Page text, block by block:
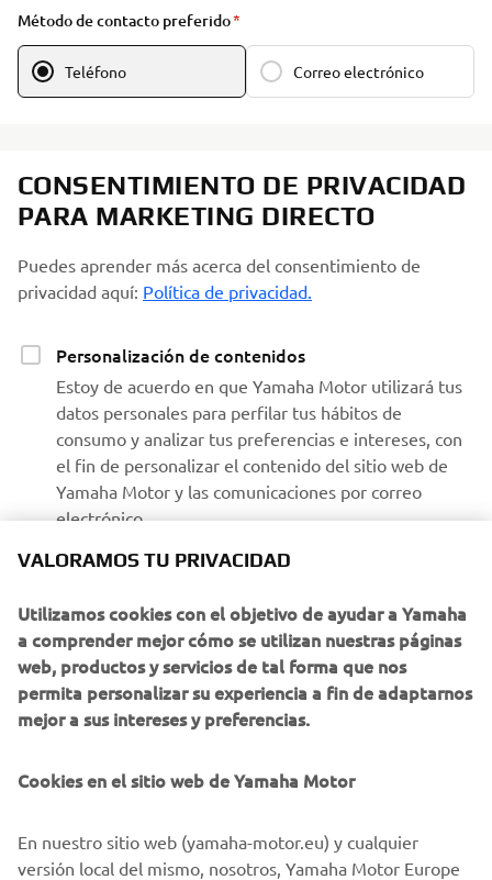
Método de contacto preferido
Teléfono Correo electrónico
CONSENTIMIENTO DE PRIVACIDAD
PARA MARKETING DIRECTO
Puedes aprender más acerca del consentimiento de
privacidad aquí: Política de privacidad.
Personalización de contenidos
Estoy de acuerdo en que Yamaha Motor utilizará tus
datos personales para perfilar tus hábitos de
consumo y analizar tus preferencias e intereses, con
el fin de personalizar el contenido del sitio web de
Yamaha Motor y las comunicaciones por correo
electrónico.
Estoy de acuerdo en que se procesarán tus datos para
fines de marketing directo, incluyendo el envío de
información sobre productos y servicios, la
elaboración del perfil del cliente (por ejemplo, a
través del análisis de datos) y para brindarte atención
marketing y quiere retirarlos, puede hacerlo a través de su
perfil MyYamaha
VALORAMOS TU PRIVACIDAD
Utilizamos cookies con el objetivo de ayudar a Yamaha
a comprender mejor cómo se utilizan nuestras páginas
web, productos y servicios de tal forma que nos
permita personalizar su experiencia a fin de adaptarnos
mejor a sus intereses y preferencias.
Cookies en el sitio web de Yamaha Motor
En nuestro sitio web (yamaha-motor.eu) y cualquier
versión local del mismo, nosotros, Yamaha Motor Europe